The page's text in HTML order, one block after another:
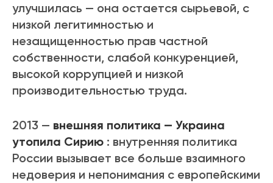
улучшилась — она остается сырьевой, с
низкой легитимностью и
незащищенностью прав частной
собственности, слабой конкуренцией,
высокой коррупцией и низкой
производительностью труда.
2013 — внешняя политика — Украина
утопила Сирию : внутренняя политика
России вызывает все больше взаимного
недоверия и непонимания с европейскими